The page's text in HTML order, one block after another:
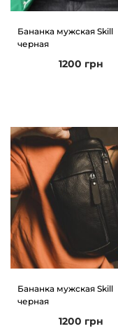
Бананка мужская Skill
черная
1200 грн
Бананка мужская Skill
черная
1200 грн